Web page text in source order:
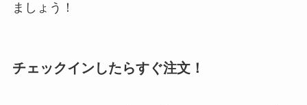
ましょう！
チェックインしたらすぐ注文！